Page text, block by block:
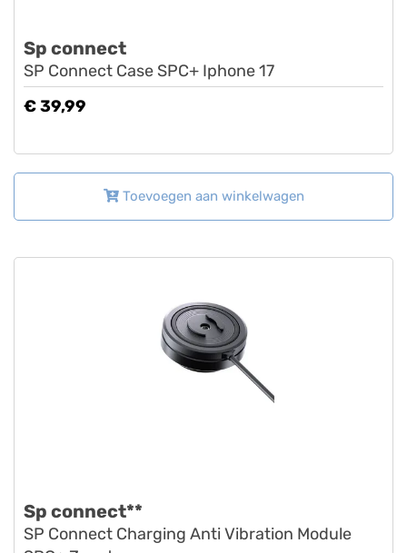
Sp connect
SP Connect Case SPC+ Iphone 17
€ 39,99
Toevoegen aan winkelwagen
Sp connect**
SP Connect Charging Anti Vibration Module